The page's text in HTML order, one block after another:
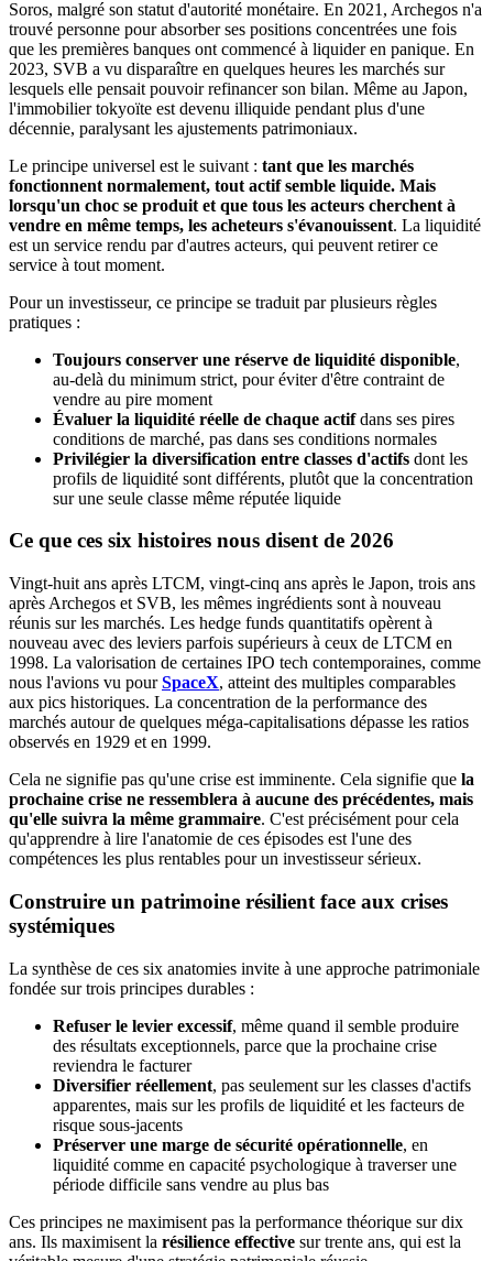
Soros, malgré son statut d'autorité monétaire. En 2021, Archegos n'a
trouvé personne pour absorber ses positions concentrées une fois
que les premières banques ont commencé à liquider en panique. En
2023, SVB a vu disparaître en quelques heures les marchés sur
lesquels elle pensait pouvoir refinancer son bilan. Même au Japon,
l'immobilier tokyoïte est devenu illiquide pendant plus d'une
décennie, paralysant les ajustements patrimoniaux.
Le principe universel est le suivant : tant que les marchés
fonctionnent normalement, tout actif semble liquide. Mais
lorsqu'un choc se produit et que tous les acteurs cherchent à
vendre en même temps, les acheteurs s'évanouissent. La liquidité
est un service rendu par d'autres acteurs, qui peuvent retirer ce
service à tout moment.
Pour un investisseur, ce principe se traduit par plusieurs règles
pratiques :
Toujours conserver une réserve de liquidité disponible,
au-delà du minimum strict, pour éviter d'être contraint de
vendre au pire moment
Évaluer la liquidité réelle de chaque actifdans ses pires
conditions de marché, pas dans ses conditions normales
Privilégier la diversification entre classes d'actifs dont les
profils de liquidité sont différents, plutôt que la concentration
sur une seule classe même réputée liquide
Ce que ces six histoires nous disent de 2026
Vingt-huit ans après LTCM, vingt-cinq ans après le Japon, trois ans
après Archegos et SVB, les mêmes ingrédients sont à nouveau
réunis sur les marchés. Les hedge funds quantitatifs opèrent à
nouveau avec des leviers parfois supérieurs à ceux de LTCM en
1998. La valorisation de certaines IPO tech contemporaines, comme
nous l'avions vu pourSpaceX, atteint des multiples comparables
aux pics historiques. La concentration de la performance des
marchés autour de quelques méga-capitalisations dépasse les ratios
observés en 1929 et en 1999.
Cela ne signifie pas qu'une crise est imminente. Cela signifie que la
prochaine crise ne ressemblera à aucune des précédentes, mais
qu'elle suivra la même grammaire. C'est précisément pour cela
qu'apprendre à lire l'anatomie de ces épisodes est l'une des
compétences les plus rentables pour un investisseur sérieux.
Construire un patrimoine résilient face aux crises
systémiques
La synthèse de ces six anatomies invite à une approche patrimoniale
fondée sur trois principes durables :
Refuser le levier excessif, même quand il semble produire
des résultats exceptionnels, parce que la prochaine crise
reviendra le facturer
Diversifier réellement, pas seulement sur les classes d'actifs
apparentes, mais sur les profils de liquidité et les facteurs de
risque sous-jacents
Préserver une marge de sécurité opérationnelle, en
liquidité comme en capacité psychologique à traverser une
période difficile sans vendre au plus bas
Ces principes ne maximisent pas la performance théorique sur dix
ans. Ils maximisent la résilience effective sur trente ans, qui est la